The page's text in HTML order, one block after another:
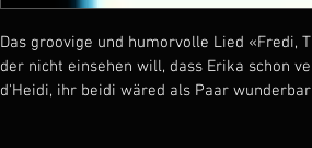
Das groovige und humorvolle Lied «Fredi,
der nicht einsehen will, dass Erika schon
d'Heidi, ihr beidi wäred als Paar